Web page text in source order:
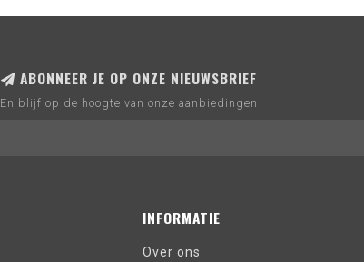
ABONNEER JE OP ONZE NIEUWSBRIEF
En blijf op de hoogte van onze aanbiedingen
INFORMATIE
Over ons